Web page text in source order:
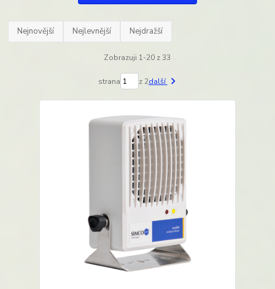
Nejnovější Nejlevnější Nejdražší
Zobrazuji 1-20 z 33
strana z 2další